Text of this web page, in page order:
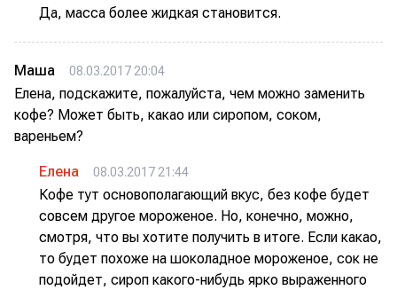
Да, масса более жидкая становится.
Маша 08.03.2017 20:04
Елена, подскажите, пожалуйста, чем можно заменить
кофе? Может быть, какао или сиропом, соком,
вареньем?
Елена 08.03.2017 21:44
Кофе тут основополагающий вкус, без кофе будет
совсем другое мороженое. Но, конечно, можно,
смотря, что вы хотите получить в итоге. Если какао,
то будет похоже на шоколадное мороженое, сок не
подойдет, сироп какого-нибудь ярко выраженного